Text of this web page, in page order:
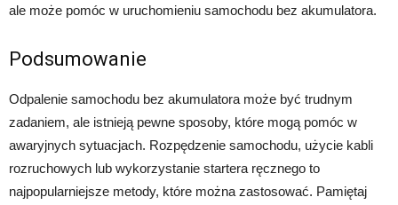
ale może pomóc w uruchomieniu samochodu bez akumulatora.
Podsumowanie
Odpalenie samochodu bez akumulatora może być trudnym
zadaniem, ale istnieją pewne sposoby, które mogą pomóc w
awaryjnych sytuacjach. Rozpędzenie samochodu, użycie kabli
rozruchowych lub wykorzystanie startera ręcznego to
najpopularniejsze metody, które można zastosować. Pamiętaj